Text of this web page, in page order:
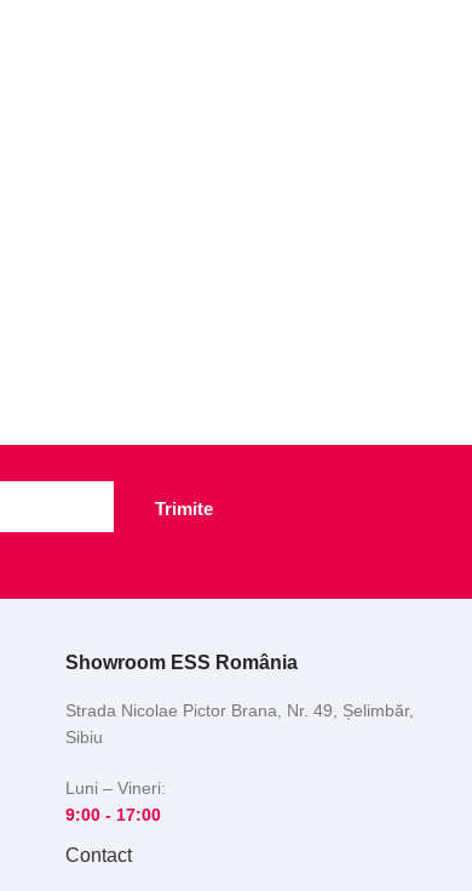
Trimite
Showroom ESS România
Strada Nicolae Pictor Brana, Nr. 49, Șelimbăr,
Sibiu
Luni – Vineri:
9:00 - 17:00
Contact